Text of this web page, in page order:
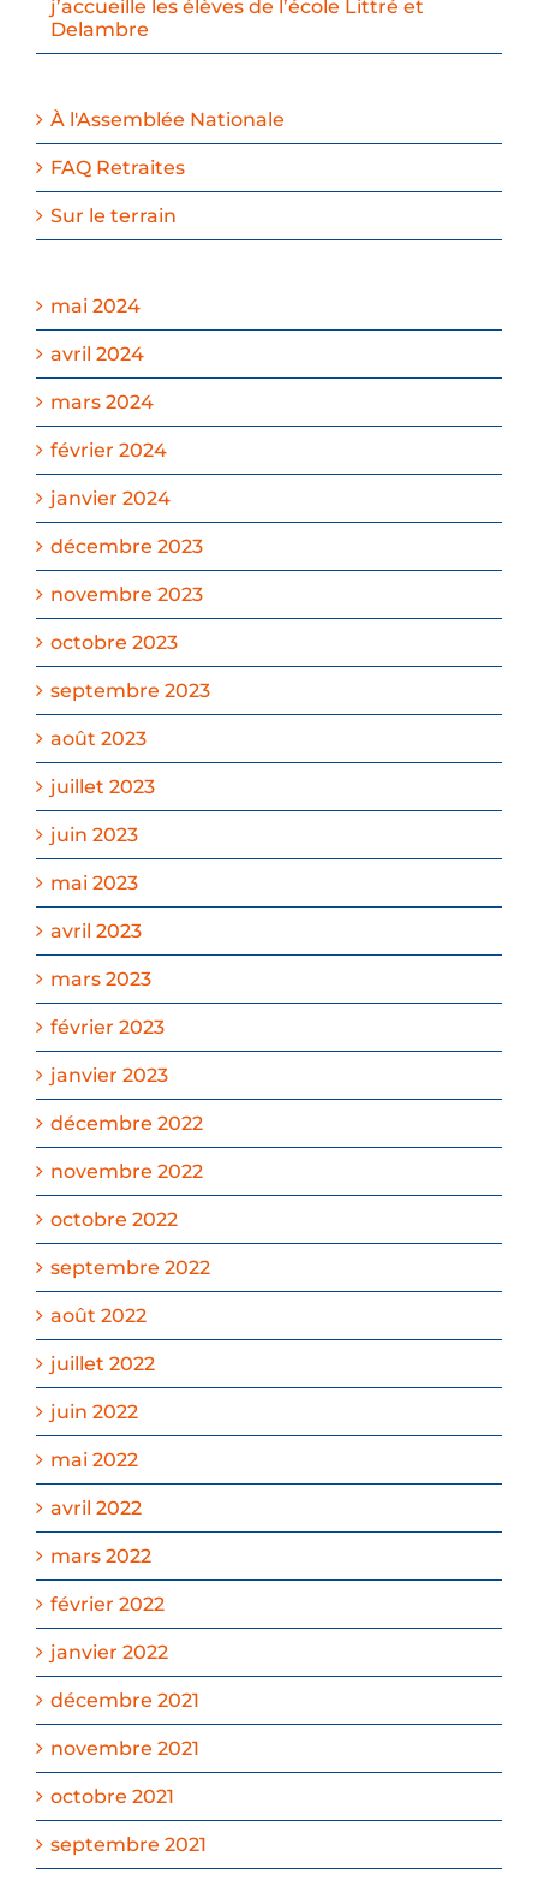
j’accueille les élèves de l’école Littré et
Delambre
À l'Assemblée Nationale
FAQ Retraites
Sur le terrain
mai 2024
avril 2024
mars 2024
février 2024
janvier 2024
décembre 2023
novembre 2023
octobre 2023
septembre 2023
août 2023
juillet 2023
juin 2023
mai 2023
avril 2023
mars 2023
février 2023
janvier 2023
décembre 2022
novembre 2022
octobre 2022
septembre 2022
août 2022
juillet 2022
juin 2022
mai 2022
avril 2022
mars 2022
février 2022
janvier 2022
décembre 2021
novembre 2021
octobre 2021
septembre 2021